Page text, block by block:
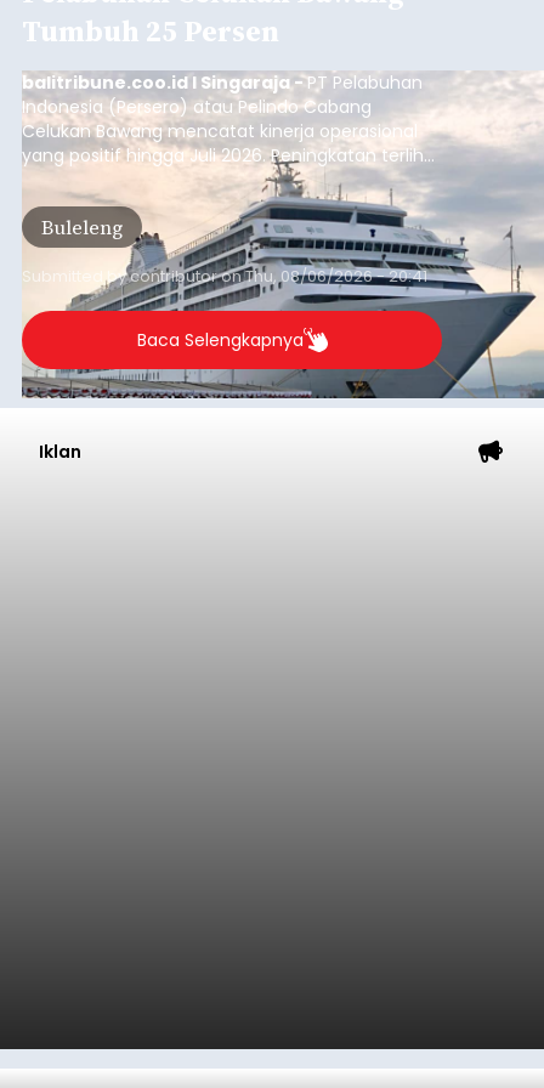
Tumbuh 25 Persen
balitribune.coo.id I Singaraja -PT Pelabuhan
Indonesia (Persero) atau Pelindo Cabang
Celukan Bawang mencatat kinerja operasional
yang positif hingga Juli 2026. Peningkatan terlihat
dari arus kapal yang mencapai 1,48 juta Gross
Tonnage (GT), atau tumbuh 12,4 persen
dibandingkan periode yang sama tahun lalu
yang tercatat sebesar 1,32 juta GT.
Buleleng
Submitted bycontributoronThu, 08/06/2026 - 20:41
Baca Selengkapnya
Iklan